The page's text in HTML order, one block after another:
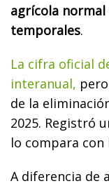
agrícola normal
temporales.
La cifra oficial
interanual,
de la
2025. Registró
lo compara con
A diferencia de